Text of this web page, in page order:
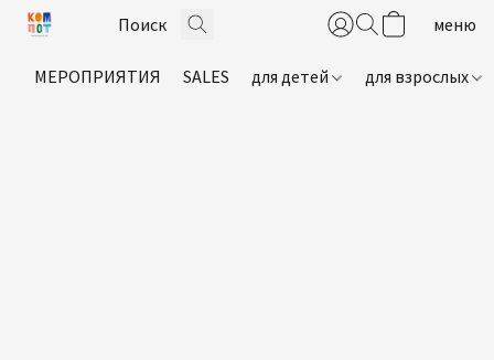
МЕРОПРИЯТИЯ SALES для детей для взрослых